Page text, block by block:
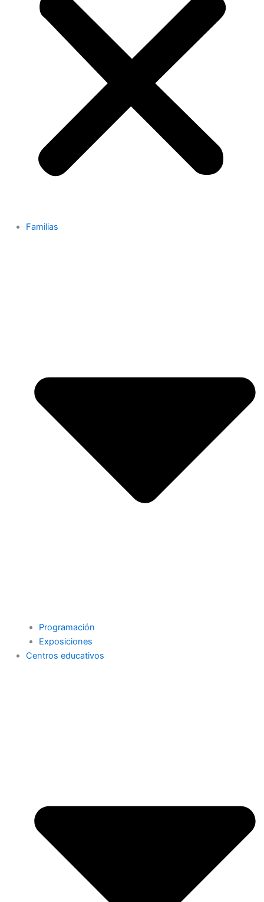
Familias
Programación
Exposiciones
Centros educativos